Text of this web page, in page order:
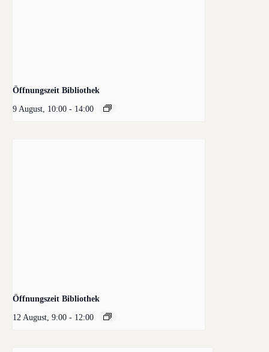
Öffnungszeit Bibliothek
9 August, 10:00 - 14:00
Öffnungszeit Bibliothek
12 August, 9:00 - 12:00